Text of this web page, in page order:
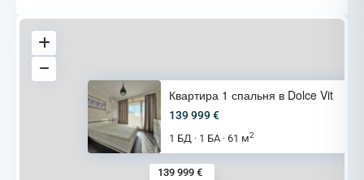
139 999 €
Квартира 1 спальня в Dolce Vit
139 999 €
1 БД · 1 БА · 61 м2